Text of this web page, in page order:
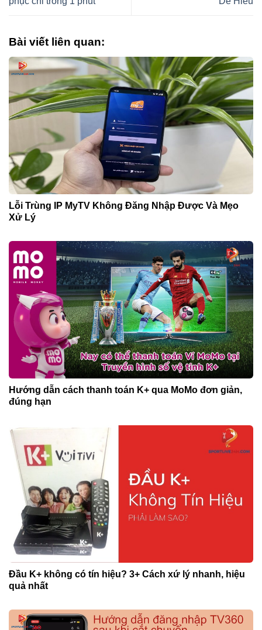
Bài viết liên quan:
Lỗi Trùng IP MyTV Không Đăng Nhập Được Và Mẹo
Xử Lý
Hướng dẫn cách thanh toán K+ qua MoMo đơn giản,
đúng hạn
Đầu K+ không có tín hiệu? 3+ Cách xứ lý nhanh, hiệu
quả nhất